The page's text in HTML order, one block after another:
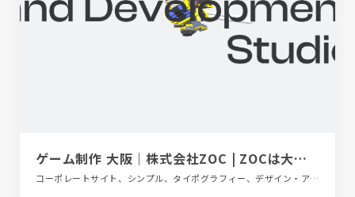
ゲーム制作 大阪｜株式会社ZOC | ZOCは大阪のゲーム制作会社です。一括受注が可能な、インディ規模から中型案件までのゲーム開発を得意としております。楽しく悩みながらも妥協はせず、自分たちのゲームで世界に影響を与えていきたい。そんなことを思い描き、ZOC
コーポレートサイト、シンプル、タイポグラフィー、デザイン・アート・音楽・文芸、ベージュ・ゴールド系、ポップ